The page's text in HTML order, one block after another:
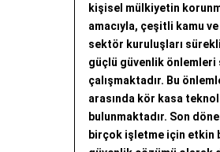
kişisel mülkiyetin
amacıyla, çeşitli kamu ve
sektör kuruluşları
güçlü güvenlik önlemleri
çalışmaktadır. Bu
arasında kör kasa
bulunmaktadır. Son
birçok işletme için etkin